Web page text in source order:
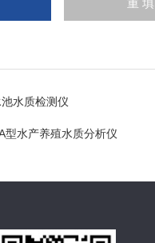
水质检测仪
型水产养殖水质分析仪